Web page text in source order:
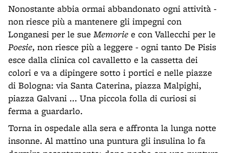
Nonostante abbia ormai abbandonato ogni attività -
non riesce più a mantenere gli impegni con
Longanesi per le sue Memorie e con Vallecchi per le
Poesie, non riesce più a leggere - ogni tanto De Pisis
esce dalla clinica col cavalletto e la cassetta dei
colori e va a dipingere sotto i portici e nelle piazze
di Bologna: via Santa Caterina, piazza Malpighi,
piazza Galvani ... Una piccola folla di curiosi si
ferma a guardarlo.
Torna in ospedale alla sera e affronta la lunga notte
insonne. Al mattino una puntura gli insulina lo fa